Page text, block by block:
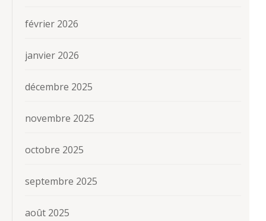
février 2026
janvier 2026
décembre 2025
novembre 2025
octobre 2025
septembre 2025
août 2025